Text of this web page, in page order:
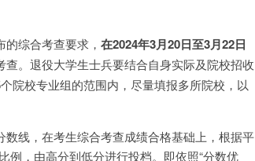
综合考查要求， 在2024年3月20日至3月22日
。退役大学生士兵要结合自身实际及院校招收
院校专业组的范围内，尽量填报多所院校，以
数线，在考生综合考查成绩合格基础上，根据平
例，由高分到低分进行投档。即依照“分数优